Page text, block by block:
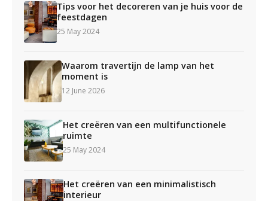
Tips voor het decoreren van je huis voor de
feestdagen
25 May 2024
Waarom travertijn de lamp van het
moment is
12 June 2026
Het creëren van een multifunctionele
ruimte
25 May 2024
Het creëren van een minimalistisch
interieur